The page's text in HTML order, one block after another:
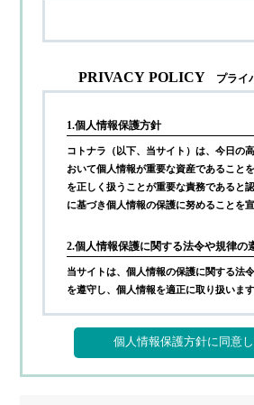
PRIVACY POLICY プライ
1.個人情報保護方針
コトナラ（以下、当サイト）は、今日の
おいて個人情報が重要な資産であること
を正しく扱うことが重要な責務であると
に基づき個人情報の保護に努めることを宣
2.個人情報保護に関する法令や規律の
当サイトは、個人情報の保護に関する法
を遵守し、個人情報を適正に取り扱います
3.個人情報の取得
当サイトが個人情報を取得する際には、
るよう努力し、お墓に関するご案内サー